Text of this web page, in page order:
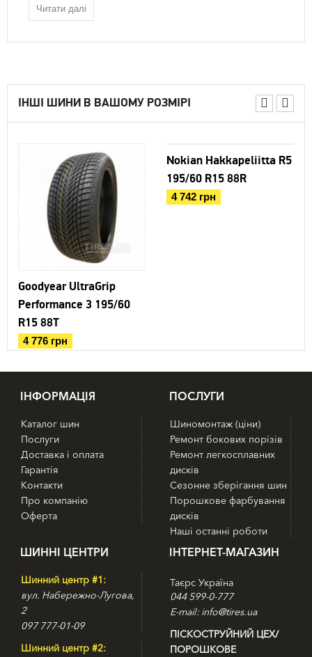
Читати далі
ІНШІ ШИНИ В ВАШОМУ РОЗМІРІ
Goodyear UltraGrip
Performance 3 195/60
R15 88T
4 776 грн
Nokian Hakkapeliitta R5
195/60 R15 88R
4 742 грн
IНФОРМАЦІЯ
Каталог шин
Послуги
Доставка і оплата
Гарантія
Контакти
Про компанію
Оферта
ПОСЛУГИ
Шиномонтаж (ціни)
Ремонт бокових порізів
Ремонт легкосплавних
дисків
Сезонне зберігання шин
Порошкове фарбування
дисків
Наші останні роботи
ШИННІ ЦЕНТРИ
Шинний центр #1:
вул. Набережно-Лугова,
2
097 777-01-09
Шинний центр #2:
ІНТЕРНЕТ-МАГАЗИН
Таєрс Україна
044 599-0-777
E-mail: info@tires.ua
ПІСКОСТРУЙНИЙ ЦЕХ/
ПОРОШКОВЕ